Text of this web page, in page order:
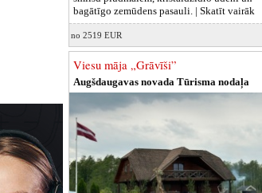
bagātīgo zemūdens pasauli. | Skatīt vairāk
no 2519 EUR
Viesu māja „Grāvīši”
Augšdaugavas novada Tūrisma nodaļa